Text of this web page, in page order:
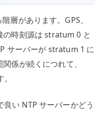
層があります。GPS、
の時刻源は stratum 0 と
サーバーが stratum 1 に
係が続くにつれて、
い NTP サーバーかどう